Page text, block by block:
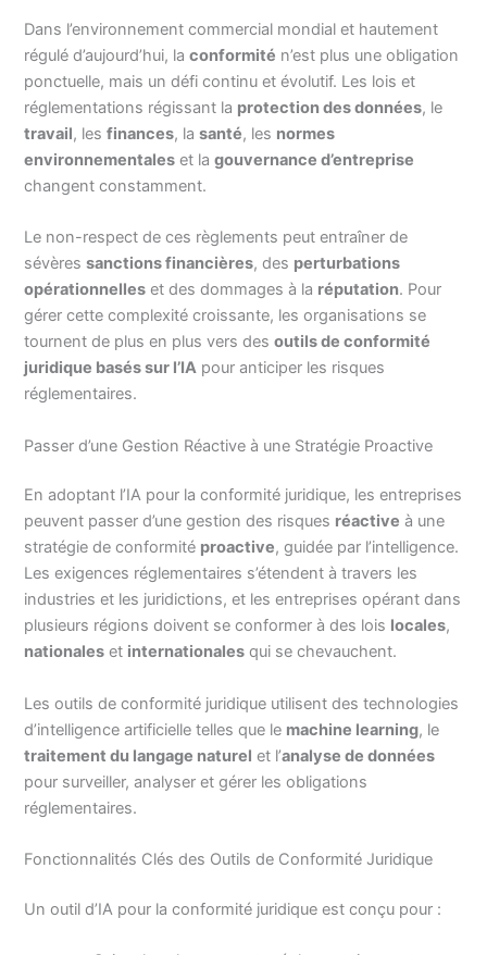
Dans l’environnement commercial mondial et hautement
régulé d’aujourd’hui, laconformité n’est plus une obligation
ponctuelle, mais un défi continu et évolutif. Les lois et
réglementations régissant la protection des données, le
travail, lesfinances, lasanté, les normes
environnementales et lagouvernance d’entreprise
changent constamment.
Le non-respect de ces règlements peut entraîner de
sévèressanctions financières, des perturbations
opérationnelles et des dommages à la réputation. Pour
gérer cette complexité croissante, les organisations se
tournent de plus en plus vers desoutils de conformité
juridique basés sur l’IA pour anticiper les risques
réglementaires.
Passer d’une Gestion Réactive à une Stratégie Proactive
En adoptant l’IA pour la conformité juridique, les entreprises
peuvent passer d’une gestion des risques réactive à une
stratégie de conformité proactive, guidée par l’intelligence.
Les exigences réglementaires s’étendent à travers les
industries et les juridictions, et les entreprises opérant dans
plusieurs régions doivent se conformer à des lois locales,
nationales et internationales qui se chevauchent.
Les outils de conformité juridique utilisent des technologies
d’intelligence artificielle telles que le machine learning, le
traitement du langage naturel et l’analyse de données
pour surveiller, analyser et gérer les obligations
réglementaires.
Fonctionnalités Clés des Outils de Conformité Juridique
Un outil d’IA pour la conformité juridique est conçu pour :